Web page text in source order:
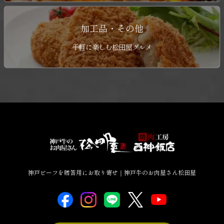
加工品・その他
手軽に楽しむ松田屋グルメ
神戸ビーフを贈答用にお取り寄せ｜神戸牛のお肉屋さん松田屋